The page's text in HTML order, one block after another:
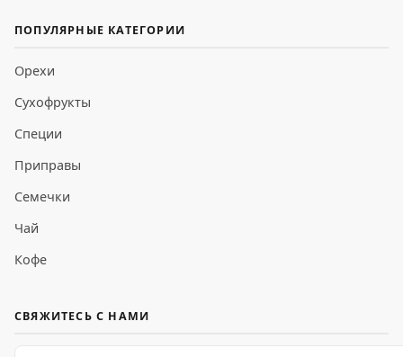
ПОПУЛЯРНЫЕ КАТЕГОРИИ
Орехи
Сухофрукты
Специи
Приправы
Семечки
Чай
Кофе
СВЯЖИТЕСЬ С НАМИ